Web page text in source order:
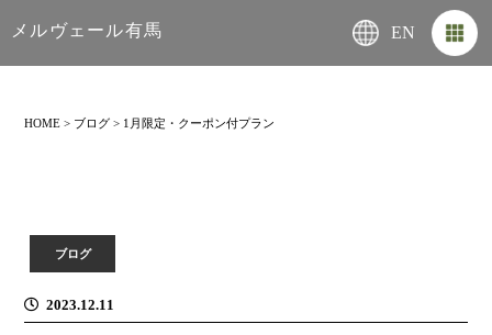
メルヴェール有馬 EN
HOME > ブログ > 1月限定・クーポン付プラン
ブログ
2023.12.11